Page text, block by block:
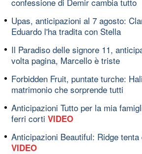
Upas, anticipazioni al 7 agosto:
Eduardo l'ha tradita con Stella
Il Paradiso delle signore 11,
volta pagina, Marcello è triste
Forbidden Fruit, puntate turche:
matrimonio che sorprende tutti
Anticipazioni Tutto per la mia
ferri corti VIDEO
Anticipazioni Beautiful: Ridge
VIDEO